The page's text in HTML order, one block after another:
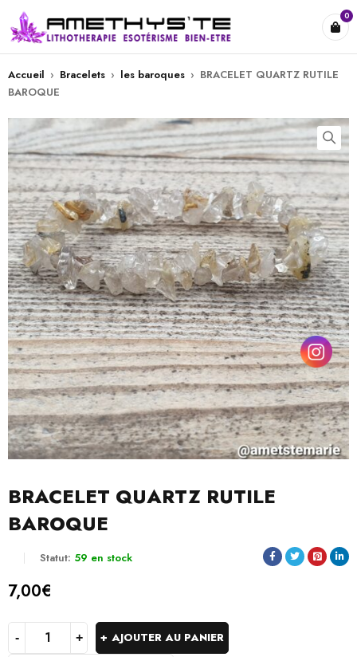
0
Accueil › Bracelets › les baroques › BRACELET QUARTZ RUTILE
BAROQUE
BRACELET QUARTZ RUTILE
BAROQUE
Statut: 59 en stock
7,00€
AJOUTER AU PANIER